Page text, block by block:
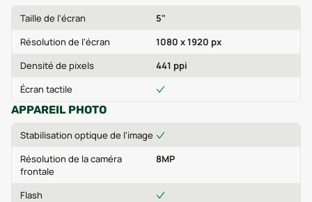
Taille de l'écran
5"
Résolution de l'écran
1080 x 1920 px
Densité de pixels
441 ppi
Écran tactile
APPAREIL PHOTO
Stabilisation optique de l'image
Résolution de la caméra
frontale
8MP
Flash